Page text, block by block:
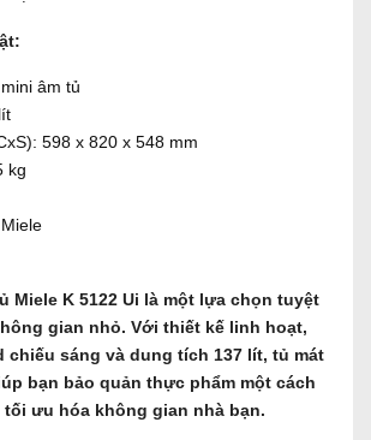
âm tủ
598 x 820 x 548 mm
kg
Miele K 5122 Ui là một lựa chọn tuyệt
gian nhỏ. Với thiết kế linh hoạt,
chiếu sáng và dung tích 137 lít, tủ mát
bạn bảo quản thực phẩm một cách
tối ưu hóa không gian nhà bạn.